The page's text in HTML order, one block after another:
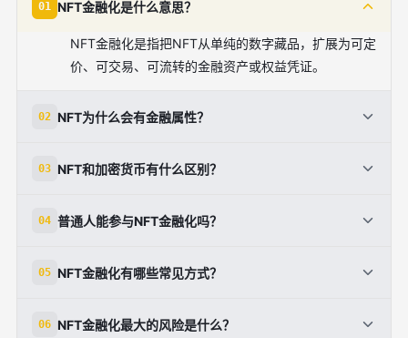
01 NFT金融化是什么意思？
NFT金融化是指把NFT从单纯的数字藏品，扩展为可定
价、可交易、可流转的金融资产或权益凭证。
02 NFT为什么会有金融属性？
征，价格也会受到供需和资金流动影响。
03 NFT和加密货币有什么区别？
非同质化代币，每个代币都对应独一无二的资产或权
04 普通人能参与NFT金融化吗？
险，再决定是否参与。
05 NFT金融化有哪些常见方式？
化，以及围绕NFT设计借贷或质押等机制。
06 NFT金融化最大的风险是什么？